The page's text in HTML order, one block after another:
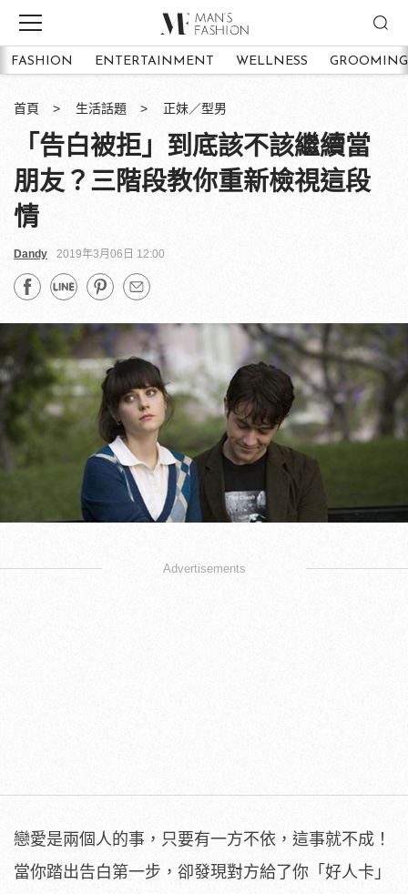
FASHION ENTERTAINMENT WELLNESS GROOMING
首頁 生活話題 正妹／型男
「告白被拒」到底該不該繼續當
朋友？三階段教你重新檢視這段
情
Dandy 2019年3月06日 12:00
Advertisements
戀愛是兩個人的事，只要有一方不依，這事就不成！
當你踏出告白第一步，卻發現對方給了你「好人卡」